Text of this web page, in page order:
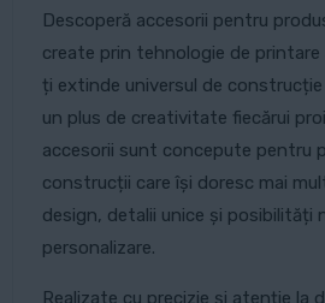
Descoperă accesorii pentru
create prin tehnologie de
ți extinde universul de
un plus de creativitate fiecărui
accesorii sunt concepute pentru
construcții care își doresc mai
design, detalii unice și posibilități
personalizare.
Realizate cu precizie și atenție la